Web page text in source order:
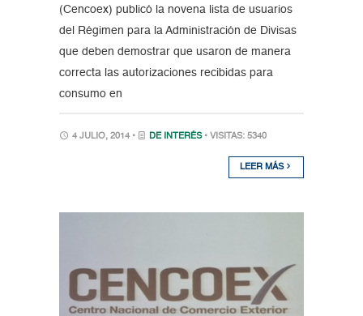
(Cencoex) publicó la novena lista de usuarios
del Régimen para la Administración de Divisas
que deben demostrar que usaron de manera
correcta las autorizaciones recibidas para
consumo en
4 JULIO, 2014 • DE INTERÉS • VISITAS: 5340
LEER MÁS